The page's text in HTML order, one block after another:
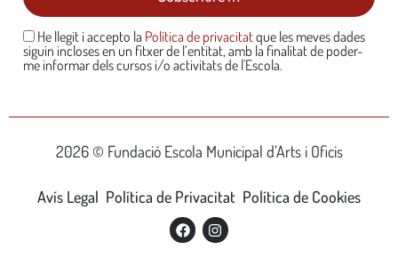
He llegit i accepto la Política de privacitatque les meves dades
siguin incloses en un fitxer de l’entitat, amb la finalitat de poder-
me informar dels cursos i/o activitats de l'Escola.
2026 © Fundació Escola Municipal d’Arts i Oficis
Avís Legal Política de Privacitat Política de Cookies